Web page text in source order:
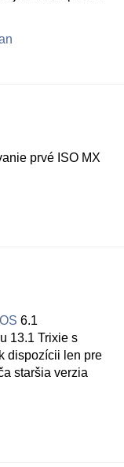
prvé ISO MX
6.1
13.1 Trixie s
dispozícii len pre
staršia verzia